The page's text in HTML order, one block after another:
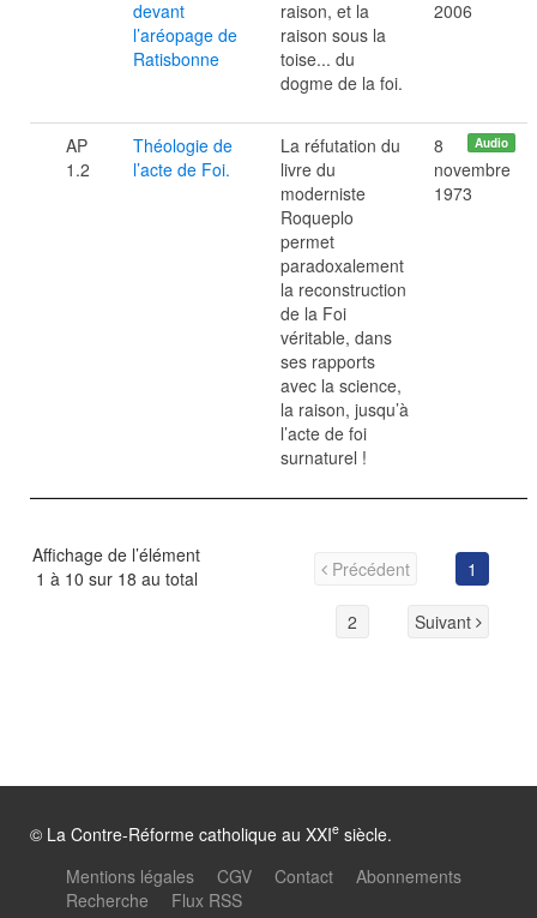
devant
l’aréopage de
Ratisbonne
raison, et la
raison sous la
toise... du
dogme de la foi.
2006
AP
1.2
Théologie de
l’acte de Foi.
La réfutation du
livre du
moderniste
Roqueplo
permet
paradoxalement
la reconstruction
de la Foi
véritable, dans
ses rapports
avec la science,
la raison, jusqu’à
l’acte de foi
surnaturel !
Audio
8
novembre
1973
Affichage de l’élément
1 à 10 sur 18 au total
Précédent 1
2 Suivant
© La Contre-Réforme catholique au XXIe siècle.
Mentions légales
CGV Contact
Abonnements
Recherche
Flux RSS